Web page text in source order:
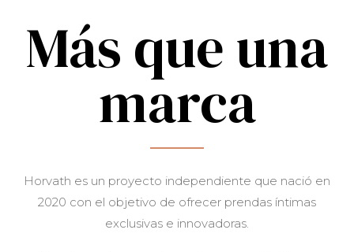
Más que una
marca
Horvath es un proyecto independiente que nació en
2020 con el objetivo de ofrecer prendas íntimas
exclusivas e innovadoras.